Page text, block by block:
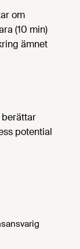
om
(10 min)
ämnet
berättar
potential